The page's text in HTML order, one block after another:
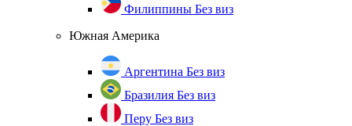
Филиппины Без виз
Южная Америка
Аргентина Без виз
Бразилия Без виз
Перу Без виз